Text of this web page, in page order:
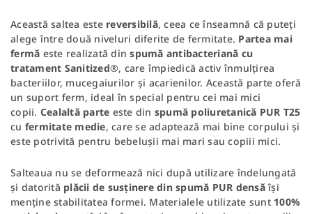
Această saltea este reversibilă, ceea ce înseamnă că puteți
alege între două niveluri diferite de fermitate. Partea mai
fermă este realizată dinspumă antibacteriană cu
tratament Sanitized®, care împiedică activ înmulțirea
bacteriilor, mucegaiurilor și acarienilor. Această parte oferă
un suport ferm, ideal în special pentru cei mai mici
copii. Cealaltă parte este din spumă poliuretanică PUR T25
cu fermitate medie, care se adaptează mai bine corpului și
este potrivită pentru bebelușii mai mari sau copiii mici.
Salteaua nu se deformează nici după utilizare îndelungată
și datorită plăcii de susținere din spumă PUR densăîși
menține stabilitatea formei. Materialele utilizate sunt 100%